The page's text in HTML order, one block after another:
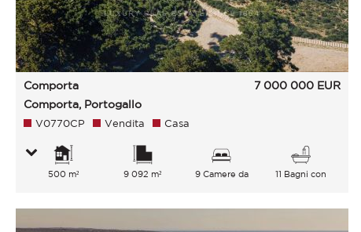
Comporta
Comporta, Portogallo
7 000 000 EUR
V0770CP Vendita Casa
500 m² 9 092 m²
9 Camere da
11 Bagni con